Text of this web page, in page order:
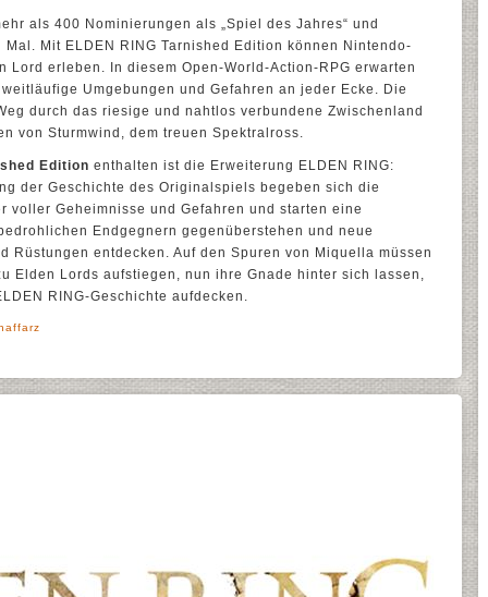
als 400 Nominierungen als „Spiel des Jahres“ und
Mit ELDEN RING Tarnished Edition können Nintendo-
Lord erleben. In diesem Open-World-Action-RPG erwarten
Umgebungen und Gefahren an jeder Ecke. Die
durch das riesige und nahtlos verbundene Zwischenland
von Sturmwind, dem treuen Spektralross.
Edition enthalten ist die Erweiterung ELDEN RING:
der Geschichte des Originalspiels begeben sich die
voller Geheimnisse und Gefahren und starten eine
Endgegnern gegenüberstehen und neue
Rüstungen entdecken. Auf den Spuren von Miquella müssen
Elden Lords aufstiegen, nun ihre Gnade hinter sich lassen,
RING-Geschichte aufdecken.